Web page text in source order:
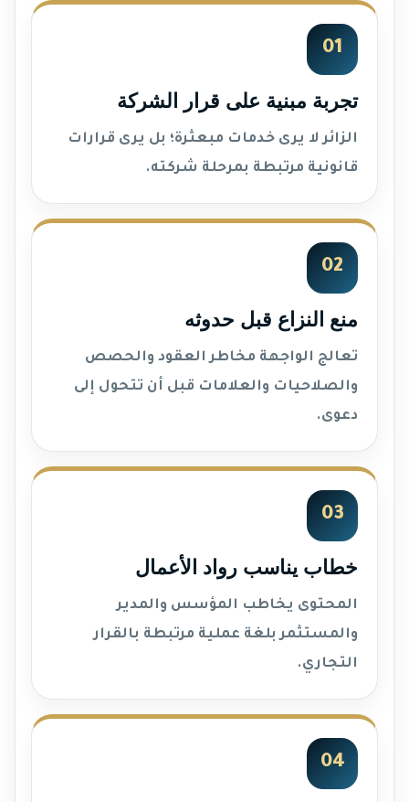
01
تجربة مبنية على قرار الشركة
الزائر لا يرى خدمات مبعثرة؛ بل يرى قرارات
قانونية مرتبطة بمرحلة شركته.
02
منع النزاع قبل حدوثه
تعالج الواجهة مخاطر العقود والحصص
والصلاحيات والعلامات قبل أن تتحول إلى
دعوى.
03
خطاب يناسب رواد الأعمال
المحتوى يخاطب المؤسس والمدير
والمستثمر بلغة عملية مرتبطة بالقرار
التجاري.
04